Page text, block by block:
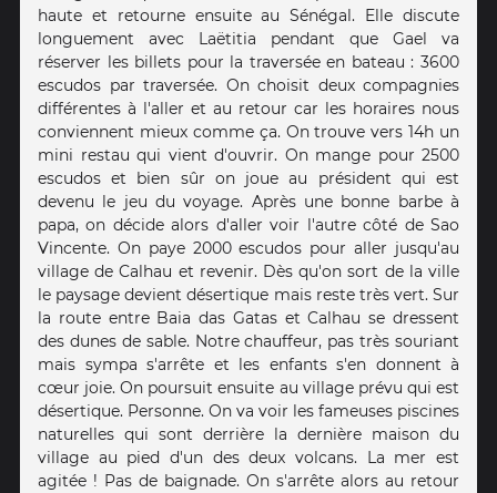
haute et retourne ensuite au Sénégal. Elle discute
longuement avec Laëtitia pendant que Gael va
réserver les billets pour la traversée en bateau : 3600
escudos par traversée. On choisit deux compagnies
différentes à l'aller et au retour car les horaires nous
conviennent mieux comme ça. On trouve vers 14h un
mini restau qui vient d'ouvrir. On mange pour 2500
escudos et bien sûr on joue au président qui est
devenu le jeu du voyage. Après une bonne barbe à
papa, on décide alors d'aller voir l'autre côté de Sao
Vincente. On paye 2000 escudos pour aller jusqu'au
village de Calhau et revenir. Dès qu'on sort de la ville
le paysage devient désertique mais reste très vert. Sur
la route entre Baia das Gatas et Calhau se dressent
des dunes de sable. Notre chauffeur, pas très souriant
mais sympa s'arrête et les enfants s'en donnent à
cœur joie. On poursuit ensuite au village prévu qui est
désertique. Personne. On va voir les fameuses piscines
naturelles qui sont derrière la dernière maison du
village au pied d'un des deux volcans. La mer est
agitée ! Pas de baignade. On s'arrête alors au retour